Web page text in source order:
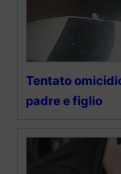
Tentato
padre e figlio